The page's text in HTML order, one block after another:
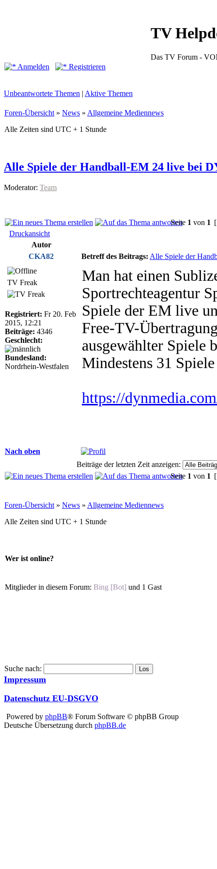
TV
Das TV Forum -
Anmelden
Registrieren
Unbeantwortete Themen | Aktive Themen
Foren-Übersicht » News » Allgemeine Mediennews
Alle Zeiten sind UTC + 1 Stunde
Alle Spiele der Handball-EM 24 live bei
Moderator: Team
Seite 1 von 1
Druckansicht
Autor
CKA82
Betreff des Beitrags: Alle Spiele der
TV Freak
Registriert: Fr 20. Feb
2015, 12:21
Beiträge: 4346
Geschlecht:
Bundesland:
Nordrhein-Westfalen
Man hat einen
Sportrechteagentur
Spiele der EM live
Free-TV-
ausgewählter Spiele
Mindestens 31
https://
Nach oben
Beiträge der letzten Zeit anzeigen:
Seite 1 von 1
Foren-Übersicht » News » Allgemeine Mediennews
Alle Zeiten sind UTC + 1 Stunde
Wer ist online?
Mitglieder in diesem Forum: Bing [Bot] und 1 Gast
Suche nach:
Impressum
Datenschutz EU-DSGVO
Powered by phpBB® Forum Software © phpBB Group
Deutsche Übersetzung durch phpBB.de